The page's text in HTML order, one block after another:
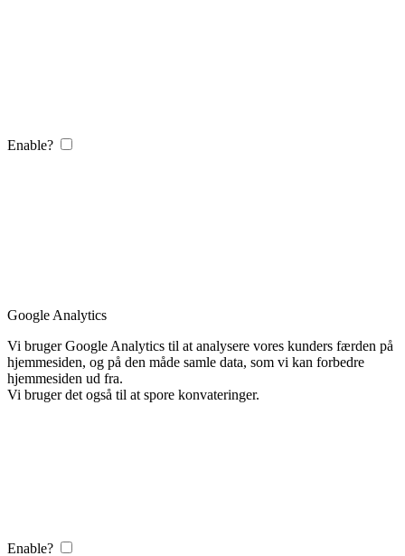
Enable?
Google Analytics
Vi bruger Google Analytics til at analysere vores kunders færden på
hjemmesiden, og på den måde samle data, som vi kan forbedre
hjemmesiden ud fra.
Vi bruger det også til at spore konvateringer.
Enable?